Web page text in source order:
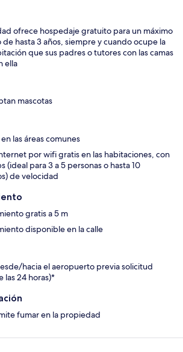
ofrece hospedaje gratuito para un máximo
hasta 3 años, siempre y cuando ocupe la
que sus padres o tutores con las camas
ella
mascotas
las áreas comunes
por wifi gratis en las habitaciones, con
(ideal para 3 a 5 personas o hasta 10
de velocidad
gratis a 5 m
disponible en la calle
hacia el aeropuerto previa solicitud
las 24 horas)*
fumar en la propiedad